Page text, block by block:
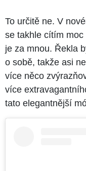
To určitě ne. V
se takhle cítím
je za mnou. Řekla
o sobě, takže asi
více něco
více
tato elegantnější